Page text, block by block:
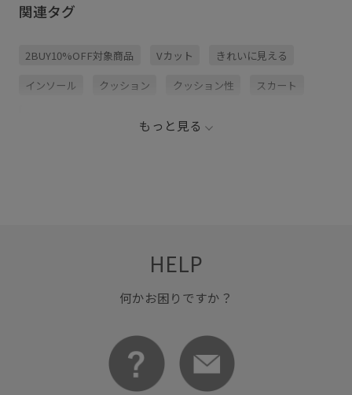
関連タグ
2BUY10%OFF対象商品 Vカット きれいに見える
インソール クッション クッション性 スカート
もっと見る
HELP
何かお困りですか？